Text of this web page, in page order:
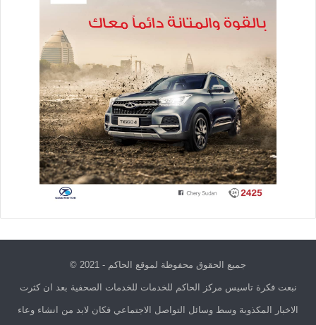
جميع الحقوق محفوظة لموقع الحاكم - 2021 ©
نبعت فكرة تاسيس مركز الحاكم للخدمات للخدمات الصحفية بعد ان كثرت
الاخبار المكذوبة وسط وسائل التواصل الاجتماعي فكان لابد من انشاء وعاء